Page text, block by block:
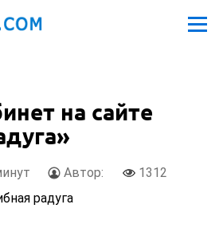
на сайте
Автор: 1312